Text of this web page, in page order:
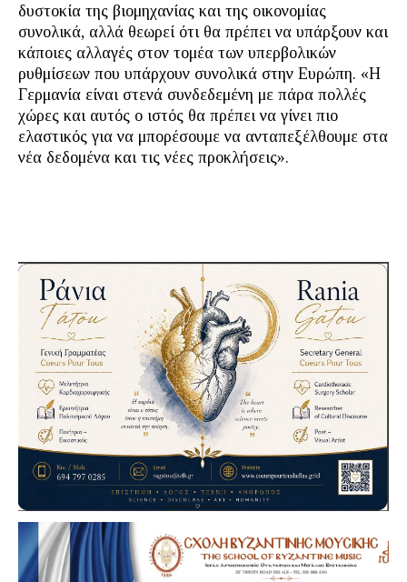
δυστοκία της βιομηχανίας και της οικονομίας
συνολικά, αλλά θεωρεί ότι θα πρέπει να υπάρξουν και
κάποιες αλλαγές στον τομέα των υπερβολικών
ρυθμίσεων που υπάρχουν συνολικά στην Ευρώπη. «Η
Γερμανία είναι στενά συνδεδεμένη με πάρα πολλές
χώρες και αυτός ο ιστός θα πρέπει να γίνει πιο
ελαστικός για να μπορέσουμε να ανταπεξέλθουμε στα
νέα δεδομένα και τις νέες προκλήσεις».